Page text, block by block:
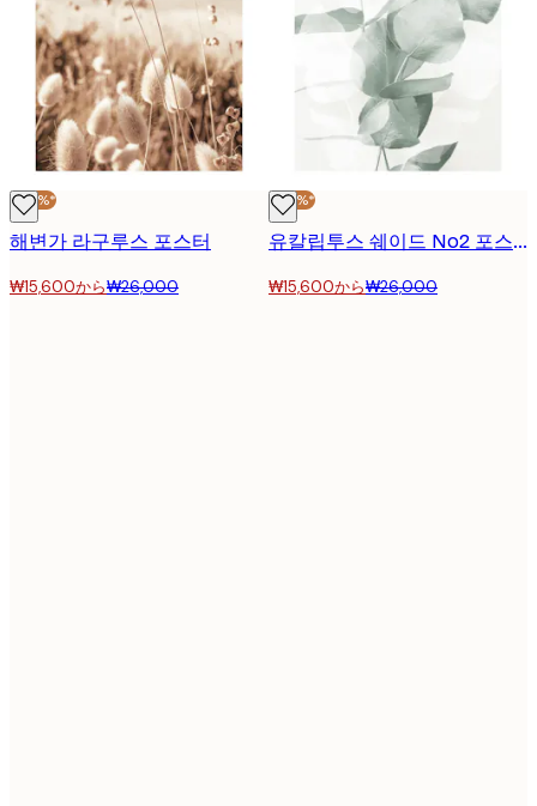
-40%*
해변가 라구루스 포스터
₩15,600から₩26,000
-40%*
유칼립투스 쉐이드 No2 포스터
₩15,600から₩26,000